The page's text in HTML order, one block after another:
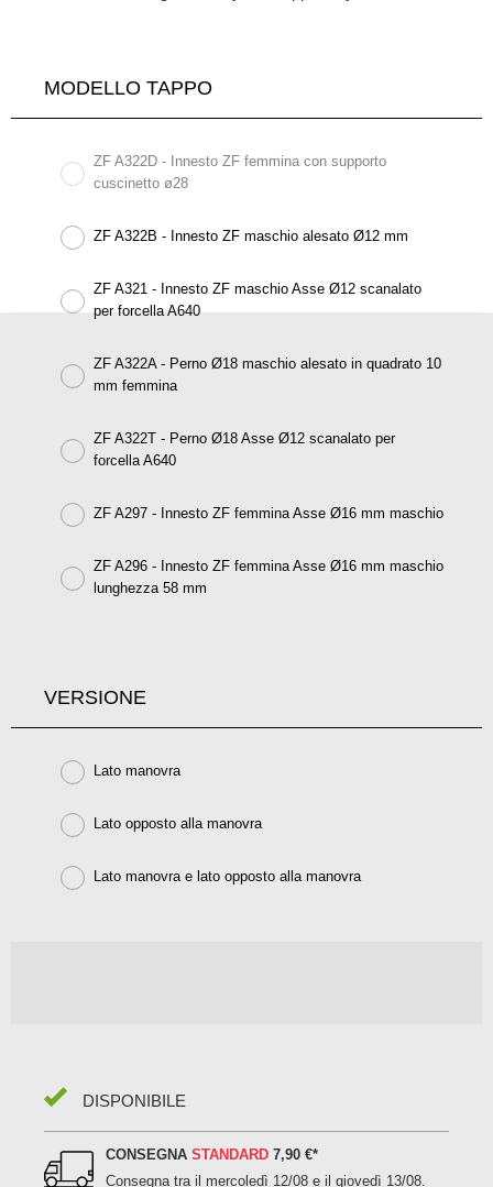
MODELLO TAPPO
ZF A322D - Innesto ZF femmina con supporto
cuscinetto ø28
ZF A322B - Innesto ZF maschio alesato Ø12 mm
ZF A321 - Innesto ZF maschio Asse Ø12 scanalato
per forcella A640
ZF A322A - Perno Ø18 maschio alesato in quadrato 10
mm femmina
ZF A322T - Perno Ø18 Asse Ø12 scanalato per
forcella A640
ZF A297 - Innesto ZF femmina Asse Ø16 mm maschio
ZF A296 - Innesto ZF femmina Asse Ø16 mm maschio
lunghezza 58 mm
VERSIONE
Lato manovra
Lato opposto alla manovra
Lato manovra e lato opposto alla manovra
DISPONIBILE
CONSEGNASTANDARD 7,90 €*
Consegna tra il mercoledì 12/08 e il giovedì 13/08.